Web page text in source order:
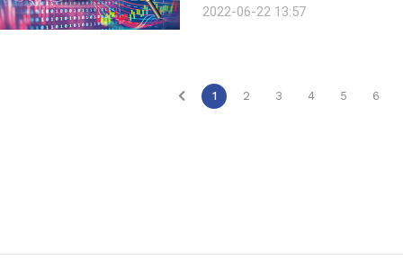
노기술원 연구진과의 공동 연구로 차
2022-06-22 13:57
1 2 3 4 5 6